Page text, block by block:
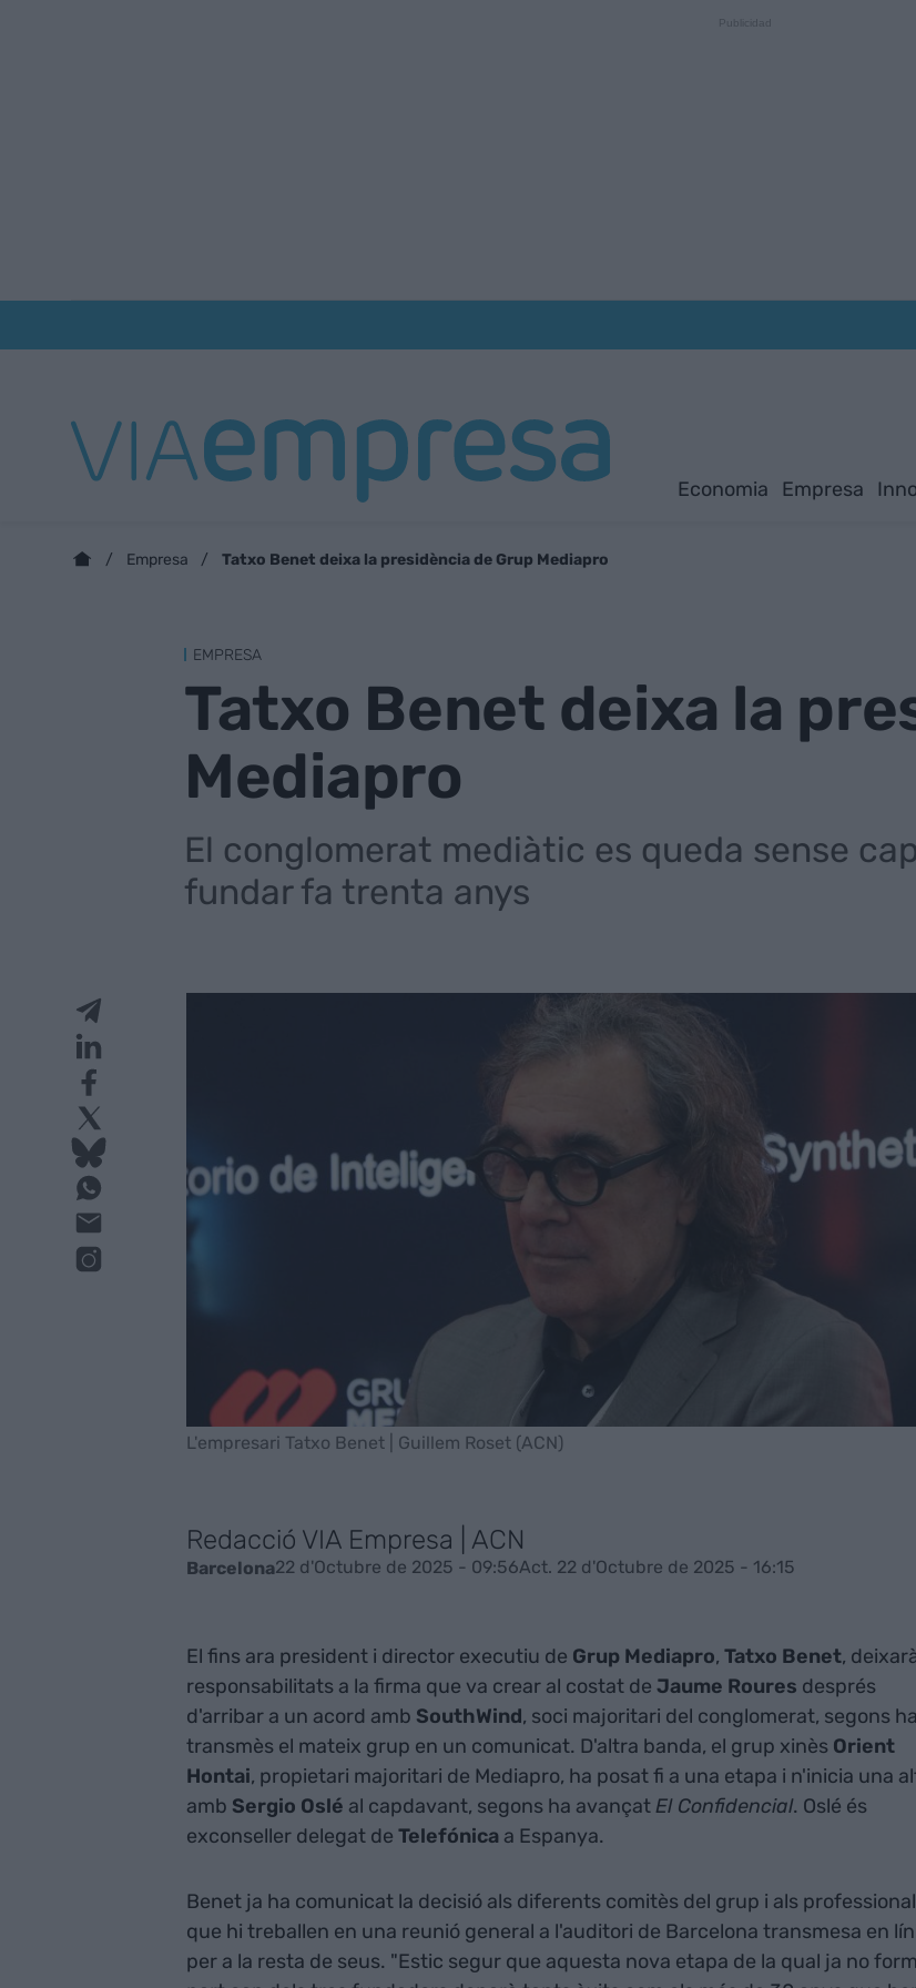
Economia Empresa
Empresa Tatxo Benet deixa la presidència de Grup Mediapro
EMPRESA
Tatxo Benet deixa la
Mediapro
El conglomerat mediàtic es queda sense
fundar fa trenta anys
L'empresari Tatxo Benet | Guillem Roset (ACN)
Redacció VIA Empresa | ACN
Barcelona22 d'Octubre de 2025 - 09:56Act. 22 d'Octubre de 2025 - 16:15
El fins ara president i director executiu de Grup Mediapro, Tatxo Benet,
responsabilitats a la firma que va crear al costat de Jaume Roures després
d'arribar a un acord amb SouthWind, soci majoritari del conglomerat, segons ha
transmès el mateix grup en un comunicat. D'altra banda, el grup xinès Orient
Hontai, propietari majoritari de Mediapro, ha posat fi a una etapa i n'inicia una
amb Sergio Oslé al capdavant, segons ha avançatEl Confidencial. Oslé és
exconseller delegat de Telefónicaa Espanya.
Benet ja ha comunicat la decisió als diferents comitès del grup i als
que hi treballen en una reunió general a l'auditori de Barcelona transmesa en
per a la resta de seus. "Estic segur que aquesta nova etapa de la qual ja no